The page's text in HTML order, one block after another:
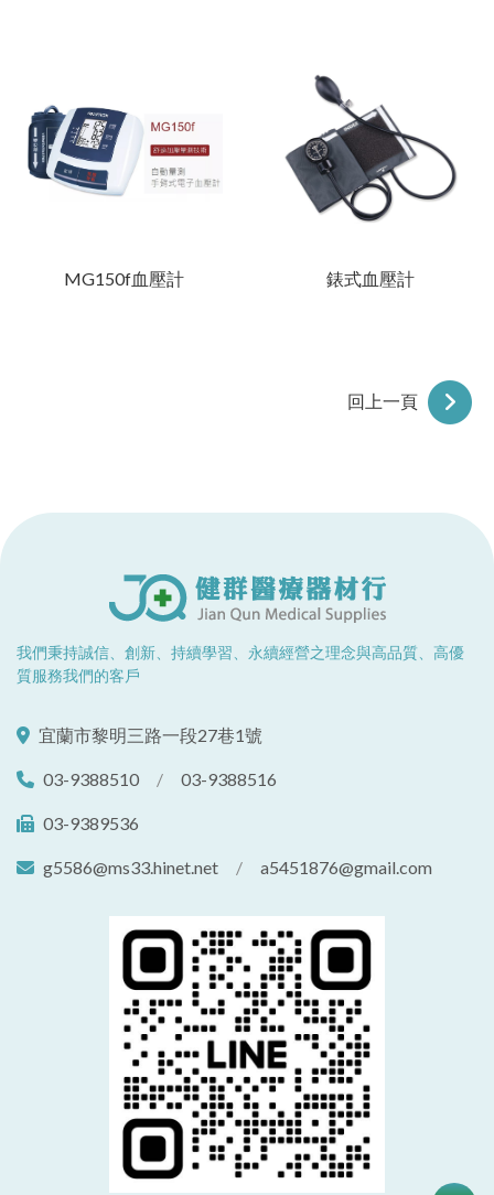
MG150f血壓計 錶式血壓計
回上一頁
我們秉持誠信、創新、持續學習、永續經營之理念與高品質、高優
質服務我們的客戶
宜蘭市黎明三路一段27巷1號
03-9388510 / 03-9388516
03-9389536
g5586@ms33.hinet.net / a5451876@gmail.com